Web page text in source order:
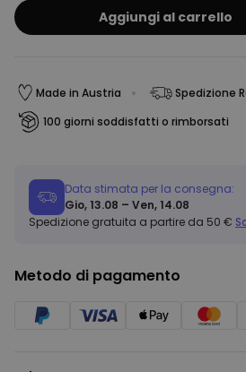
Aggiungi al carrello
Made in Austria
Spedizione
100 giorni soddisfatti o rimborsati
Data stimata per la consegna:
Gio, 13.08 – Ven, 14.08
Spedizione gratuita a partire da 50 €
Metodo di pagamento